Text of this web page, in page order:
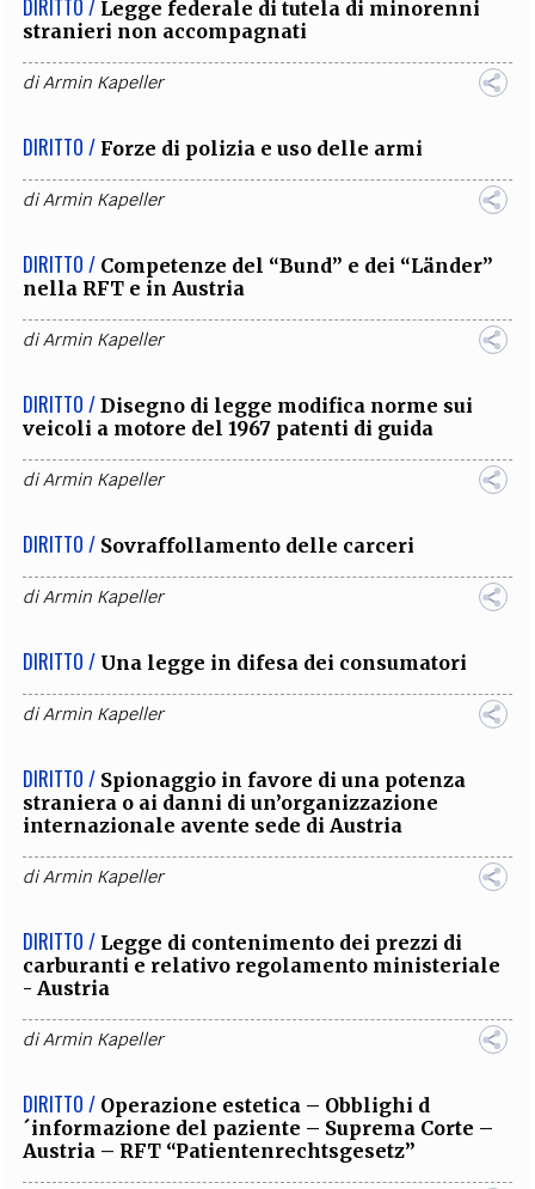
DIRITTO / Legge federale di tutela di minorenni
stranieri non accompagnati
diArmin Kapeller
DIRITTO / Forze di polizia e uso delle armi
diArmin Kapeller
DIRITTO / Competenze del “Bund” e dei “Länder”
nella RFT e in Austria
diArmin Kapeller
DIRITTO / Disegno di legge modifica norme sui
veicoli a motore del 1967 patenti di guida
diArmin Kapeller
DIRITTO / Sovraffollamento delle carceri
diArmin Kapeller
DIRITTO / Una legge in difesa dei consumatori
diArmin Kapeller
DIRITTO / Spionaggio in favore di una potenza
straniera o ai danni di un’organizzazione
internazionale avente sede di Austria
diArmin Kapeller
DIRITTO / Legge di contenimento dei prezzi di
carburanti e relativo regolamento ministeriale
- Austria
diArmin Kapeller
DIRITTO / Operazione estetica – Obblighi d
´informazione del paziente – Suprema Corte –
Austria – RFT “Patientenrechtsgesetz”